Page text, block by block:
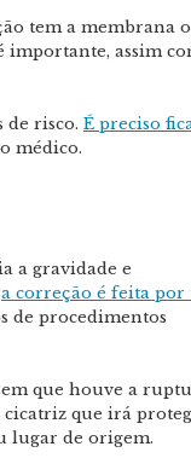
tem a membrana
importante, assim
risco. É preciso
médico.
a gravidade e
a correção é feita por
de procedimentos
que houve a
que irá
lugar de origem.